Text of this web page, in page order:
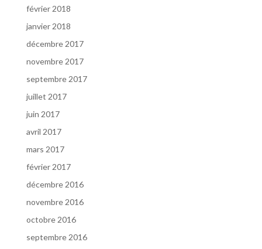
février 2018
janvier 2018
décembre 2017
novembre 2017
septembre 2017
juillet 2017
juin 2017
avril 2017
mars 2017
février 2017
décembre 2016
novembre 2016
octobre 2016
septembre 2016